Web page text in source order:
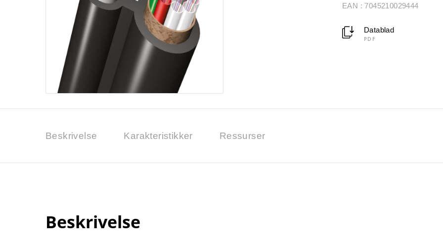
EAN : 7045210029444
Datablad
PDF
Beskrivelse Karakteristikker Ressurser
Beskrivelse